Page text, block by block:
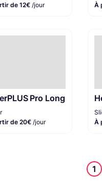
de 12€ /jour
À
Pro Long
de 20€ /jour
À
1